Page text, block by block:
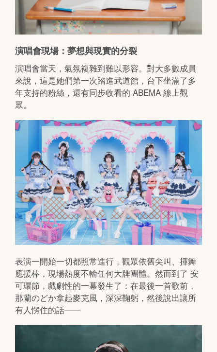
演唱會現場：夢想與現實的分裂
演唱會當天，氣氛複雜到難以形容。對大多數成員
來說，這是她們第一次踏進武道館，台下坐滿了多
年支持的粉絲，還有同步收看的 ABEMA 線上觀
眾。
表演一開始一切都照常進行，觀眾依舊尖叫、揮舞
應援棒，現場熱度不輸任何大牌團體。然而到了 安
可環節，戲劇性的一幕發生了：在最後一首歌前，
那蘭のどか拿起麥克風，深深鞠躬，然後說出讓所
有人愣住的話——